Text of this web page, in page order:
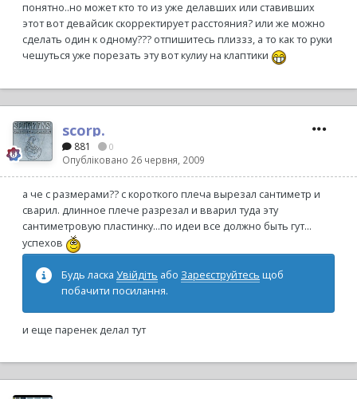
понятно..но может кто то из уже делавших или ставивших
этот вот девайсик скорректирует расстояния? или же можно
сделать один к одному??? отпишитесь плиззз, а то как то руки
чешуться уже порезать эту вот кулиу на клаптики
scorp.
881 0
Опубліковано 26 червня, 2009
а че с размерами?? с короткого плеча вырезал сантиметр и
сварил. длинное плече разрезал и вварил туда эту
сантиметровую пластинку...по идеи все должно быть гут...
успехов
Будь ласка Увійдіть або Зареєструйтесь щоб
побачити посилання.
и еще паренек делал тут